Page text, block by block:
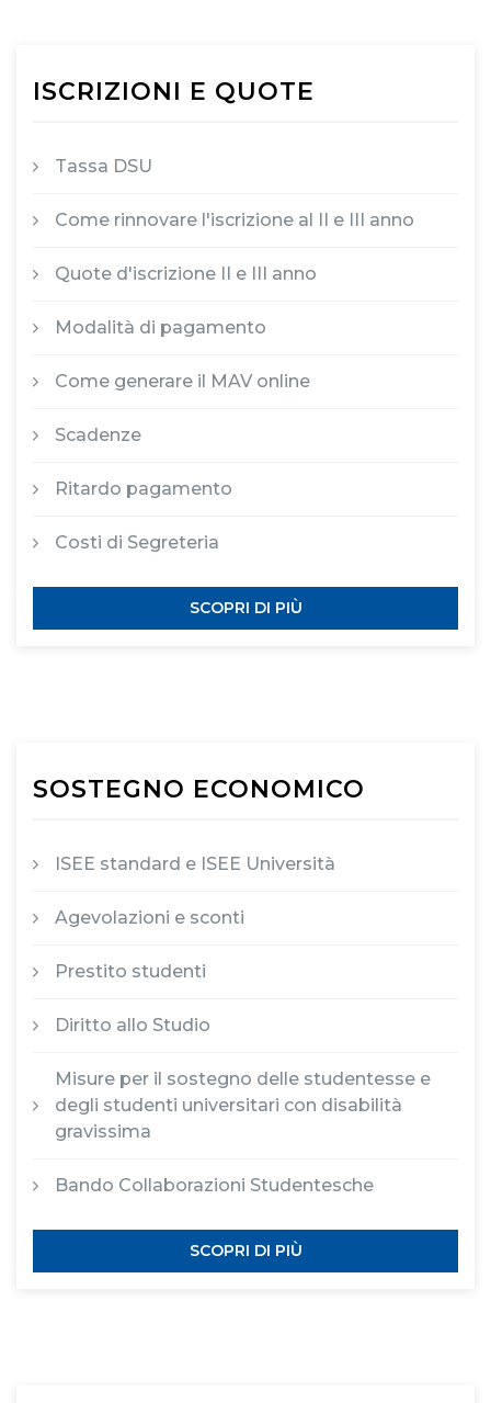
ISCRIZIONI E QUOTE
Tassa DSU
Come rinnovare l'iscrizione al II e III anno
Quote d'iscrizione II e III anno
Modalità di pagamento
Come generare il MAV online
Scadenze
Ritardo pagamento
Costi di Segreteria
SCOPRI DI PIÙ
SOSTEGNO ECONOMICO
ISEE standard e ISEE Università
Agevolazioni e sconti
Prestito studenti
Diritto allo Studio
Misure per il sostegno delle studentesse e
degli studenti universitari con disabilità
gravissima
Bando Collaborazioni Studentesche
SCOPRI DI PIÙ